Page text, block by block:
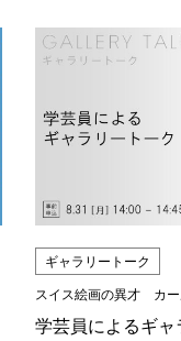
ギャラリートーク
スイス絵画の異才 カ
学芸員によるギャ